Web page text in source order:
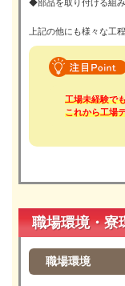
◆部品を取り付ける組
上記の他にも様々な工
工場未経験で
これから工場
職場環境・寮
職場環境